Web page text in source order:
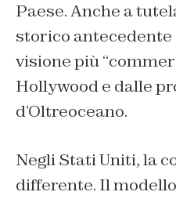
Paese. Anche a
storico antecedente
visione più
Hollywood e dalle
d’Oltreoceano.
Negli Stati Uniti, la
differente. Il